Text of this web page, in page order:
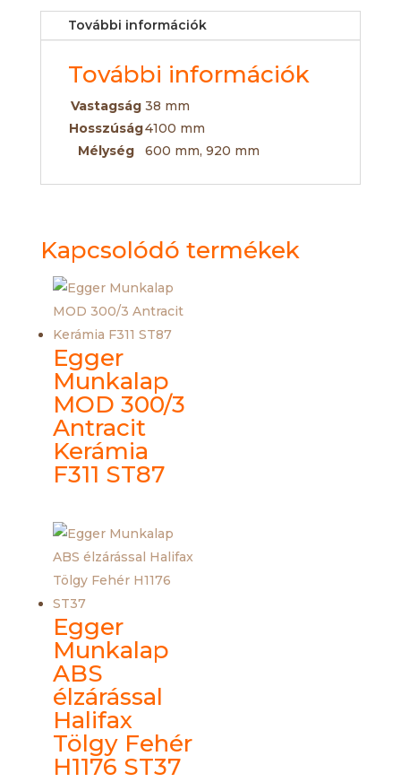
További információk
További információk
Vastagság 38 mm
Hosszúság4100 mm
Mélység
600 mm, 920 mm
Kapcsolódó termékek
Egger
Munkalap
MOD 300/3
Antracit
Kerámia
F311 ST87
Egger
Munkalap
ABS
élzárással
Halifax
Tölgy Fehér
H1176 ST37